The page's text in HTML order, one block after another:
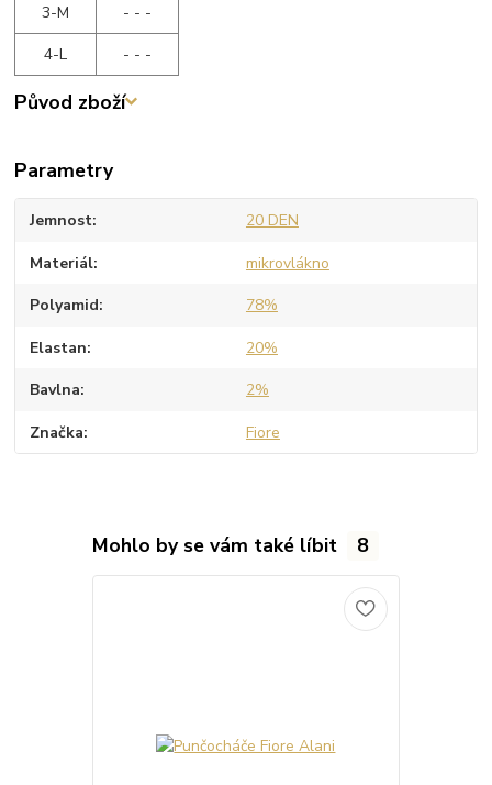
3-M
- - -
4-L
- - -
Původ zboží
Parametry
Jemnost 20 DEN
Materiál mikrovlákno
Polyamid 78%
Elastan 20%
Bavlna 2%
Značka Fiore
Mohlo by se vám také líbit 8